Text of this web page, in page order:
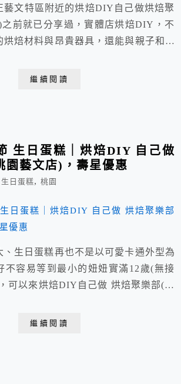
藝文特區附近的烘焙DIY自己做烘焙聚
前就已分享過，實體店烘焙DIY，不
烘焙材料與昂貴器具，還能與親子和朋
以及各式塔派、餅乾任選，當日壽星可
繼續閱讀
生日蛋糕｜烘焙DIY 自己做
園藝文店)，壽星優惠
生日蛋糕, 桃園
、生日蛋糕再也不是以可愛卡通外型為
不容易等到最小的妞妞實滿12歲(無接
可以來烘焙DIY自己做 烘焙聚樂部(桃
貴器具，還可以與親子、朋友同樂增加
繼續閱讀